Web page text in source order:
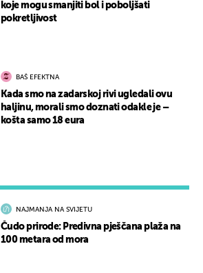
NAJMANJA NA SVIJETU
Čudo prirode: Predivna pješčana plaža na
100 metara od mora
koje mogu smanjiti bol i poboljšati
pokretljivost
BAŠ EFEKTNA
Kada smo na zadarskoj rivi ugledali ovu
haljinu, morali smo doznati odakle je –
košta samo 18 eura